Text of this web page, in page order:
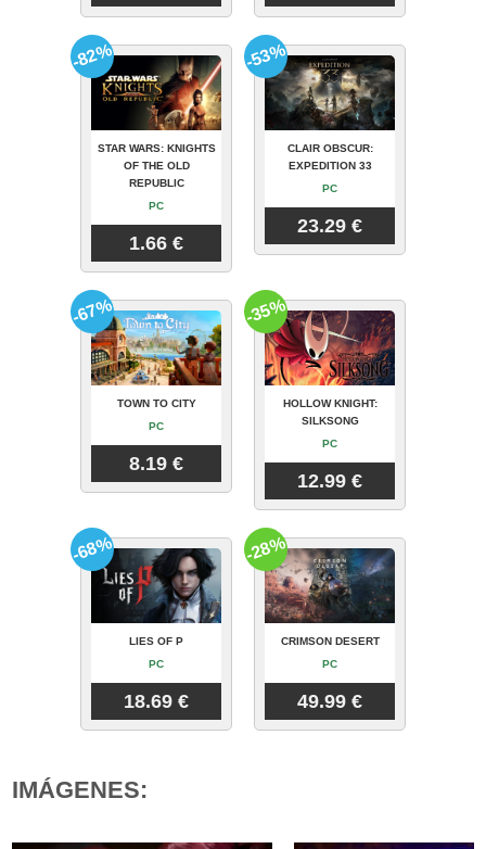
STAR WARS: KNIGHTS
OF THE OLD
REPUBLIC
PC
1.66 €
-82%
CLAIR OBSCUR:
EXPEDITION 33
PC
23.29 €
-53%
TOWN TO CITY
PC
8.19 €
-67%
HOLLOW KNIGHT:
SILKSONG
PC
12.99 €
-35%
LIES OF P
PC
18.69 €
-68%
CRIMSON DESERT
PC
49.99 €
-28%
IMÁGENES: